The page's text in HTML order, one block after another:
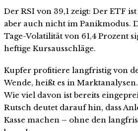
Der RSI von 39,1 zeigt: Der ETF
aber auch nicht im Panikmodus.
Tage-Volatilität von 61,4 Prozent
heftige Kursausschläge.
Kupfer profitiere langfristig von
Wende, heißt es in
Wie viel davon ist bereits
Rutsch deutet darauf hin, dass
Kasse machen – ohne den